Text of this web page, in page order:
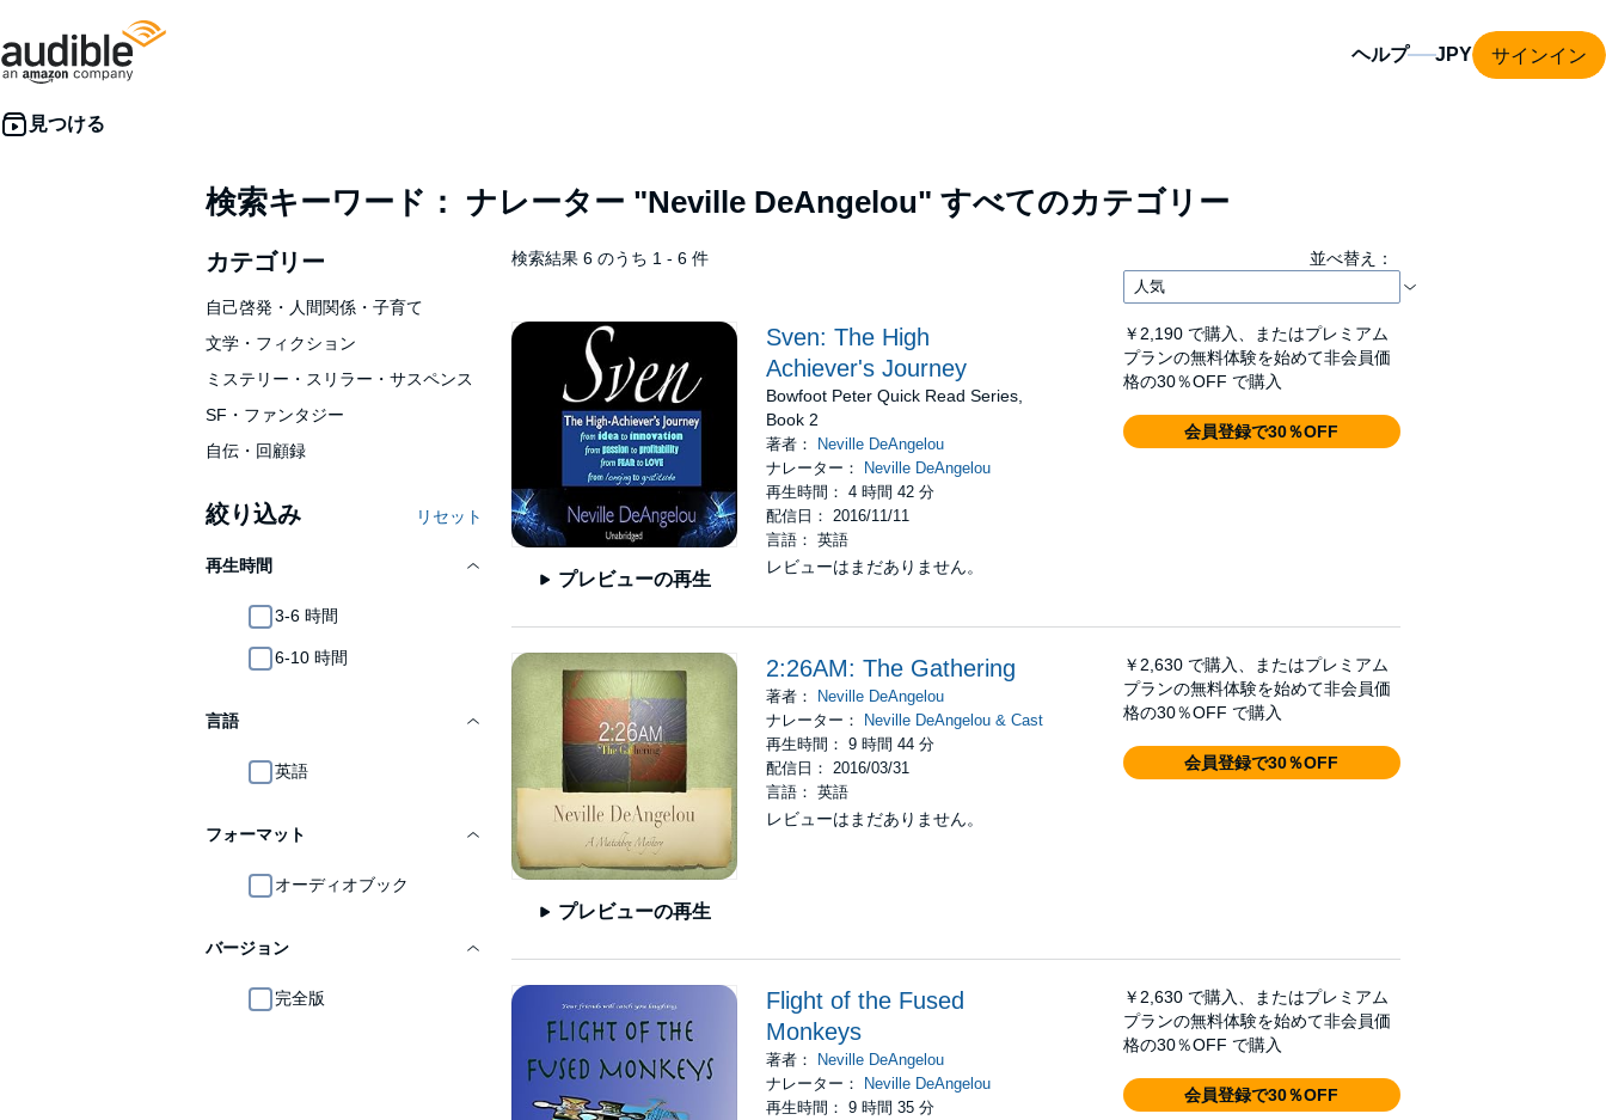
ヘルプ サインイン
検索キーワード： ナレーター "Neville DeAngelou" すべてのカテゴリー
カテゴリー
自己啓発・人間関係・子育て
文学・フィクション
ミステリー・スリラー・サスペンス
SF・ファンタジー
自伝・回顧録
絞り込み リセット
再生時間
3-6 時間
6-10 時間
言語
英語
フォーマット
オーディオブック
バージョン
完全版
検索結果 6 のうち 1 - 6 件 並べ替え：
プレビューの再生
Sven: The High
Achiever's Journey
Bowfoot Peter Quick Read Series,
Book 2
著者：
Neville DeAngelou
ナレーター：
Neville DeAngelou
再生時間： 4 時間 42 分
配信日： 2016/11/11
言語： 英語
レビューはまだありません。
￥2,190 で購入、またはプレミアム
プランの無料体験を始めて非会員価
格の30％OFF で購入
会員登録で30％OFF
プレビューの再生
2:26AM: The Gathering
著者：
Neville DeAngelou
ナレーター：
Neville DeAngelou & Cast
再生時間： 9 時間 44 分
配信日： 2016/03/31
言語： 英語
レビューはまだありません。
￥2,630 で購入、またはプレミアム
プランの無料体験を始めて非会員価
格の30％OFF で購入
会員登録で30％OFF
Flight of the Fused
Monkeys
著者： Neville DeAngelou
ナレーター： Neville DeAngelou
再生時間： 9 時間 35 分
￥2,630 で購入、またはプレミアム
プランの無料体験を始めて非会員価
格の30％OFF で購入
会員登録で30％OFF